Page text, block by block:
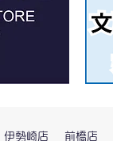
伊勢崎店 前橋店